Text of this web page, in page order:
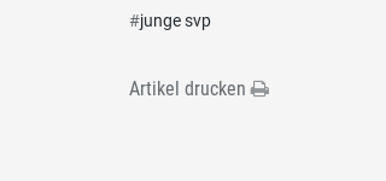
#junge svp
Artikel drucken